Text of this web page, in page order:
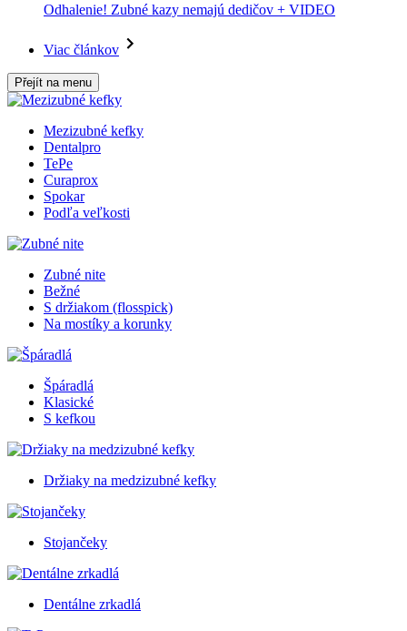
Odhalenie! Zubné kazy nemajú dedičov + VIDEO
Viac článkov
Přejít na menu
Mezizubné kefky
Dentalpro
TePe
Curaprox
Spokar
Podľa veľkosti
Zubné nite
Bežné
S držiakom (flosspick)
Na mostíky a korunky
Špáradlá
Klasické
S kefkou
Držiaky na medzizubné kefky
Stojančeky
Dentálne zrkadlá